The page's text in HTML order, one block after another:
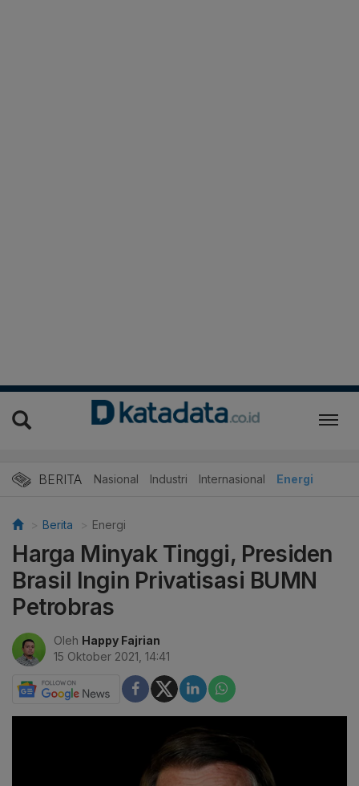
BERITA Nasional Industri Internasional Energi
Berita Energi
Harga Minyak Tinggi, Presiden
Brasil Ingin Privatisasi BUMN
Petrobras
Oleh Happy Fajrian
15 Oktober 2021, 14:41